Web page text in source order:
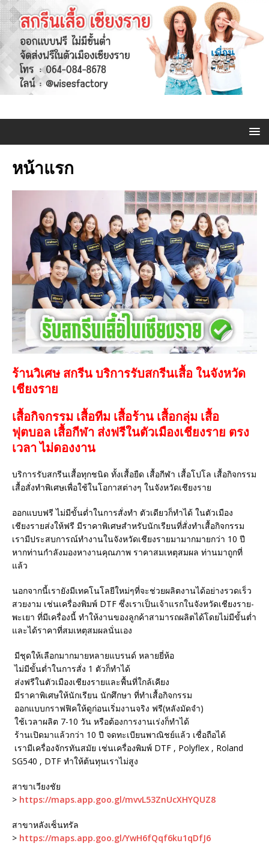
หน้าแรก
ร้านวิเศษ สกรีน บริการรับสกรีนเสื้อ ในจังหวัด
เชียงราย
เสื้อกิจกรรม เสื้อทีม เสื้อร้าน เสื้อกลุ่ม เสื้อ
ฟุตบอล เสื้อกีฬา ส่งฟรีในตัวเมืองเชียงราย ตรง
เวลา ไม่ดองงาน
บริการรับสกรีนเสื้อทุกชนิด ทั้งเสื้อยืด เสื้อกีฬา เสื้อโปโล เสื้อกิจกรรม
เสื้อสั่งทำพิเศษเพื่อใช้ในโอกาสต่างๆ ในจังหวัดเชียงราย
ออกแบบฟรี ไม่มีขั้นต่ำในการสั่งทำ ตัวเดียวก็ทำได้ ในตัวเมือง
เชียงรายส่งให้ฟรี มีราคาพิเศษสำหรับนักเรียนที่สั่งทำเสื้อกิจกรรม
เรามีประสบการณ์ทำงานในจังหวัดเชียงรายมามากมายกว่า 10 ปี
หากท่านกำลังมองหางานคุณภาพ ราคาสมเหตุสมผล ท่านมาถูกที่
แล้ว
นอกจากนี้เรายังมีเทคโนโลยีใหม่ๆที่จะช่วยผลิตงานได้อย่างรวดเร็ว
สวยงาม เช่นเครื่องพิมพ์ DTF ซึ่งเราเป็นเจ้าแรกในจังหวัดเชียงราย-
พะเยา ที่มีเครื่องนี้ ทำให้งานของลูกค้าสามารถผลิตได้โดยไม่มีขั้นต่ำ
และได้ราคาที่สมเหตุสมผลนั่นเอง
มีชุดให้เลือกมากมายหลายแบรนด์ หลายยี่ห้อ
ไม่มีขั้นต่ำในการสั่ง 1 ตัวก็ทำได้
ส่งฟรีในตัวเมืองเชียงรายและพื้นที่ใกล้เคียง
มีราคาพิเศษให้นักเรียน นักศึกษา ที่ทำเสื้อกิจกรรม
ออกแบบกราฟฟิคให้ดูก่อนเริ่มงานจริง ฟรี(หลังมัดจำ)
ใช้เวลาผลิต 7-10 วัน หรือต้องการงานเร่งก็ทำได้
ร้านเปิดมาแล้วกว่า 10 ปี จดทะเบียนพาณิชย์แล้ว เชื่อถือได้
เรามีเครื่องจักรทันสมัย เช่นเครื่องพิมพ์ DTF , Polyflex , Roland
SG540 , DTF ทำให้ต้นทุนเราไม่สูง
สาขาเวียงชัย
> https://maps.app.goo.gl/mvvL53ZnUcXHYQUZ8
สาขาหลังเซ็นทรัล
> https://maps.app.goo.gl/YwH6fQqf6ku1qDfJ6